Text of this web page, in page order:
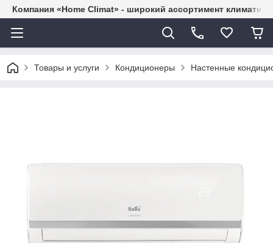
Компания «Home Climat» - широкий ассортимент
Товары и услуги Кондиционеры Настенные